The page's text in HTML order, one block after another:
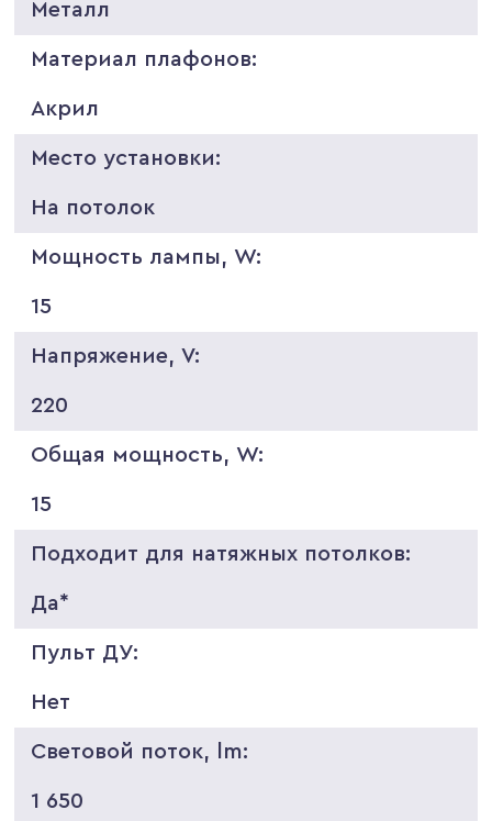
Металл
Материал плафонов:
Акрил
Место установки:
На потолок
Мощность лампы, W:
15
Напряжение, V:
220
Общая мощность, W:
15
Подходит для натяжных потолков:
Да*
Пульт ДУ:
Нет
Световой поток, lm:
1 650